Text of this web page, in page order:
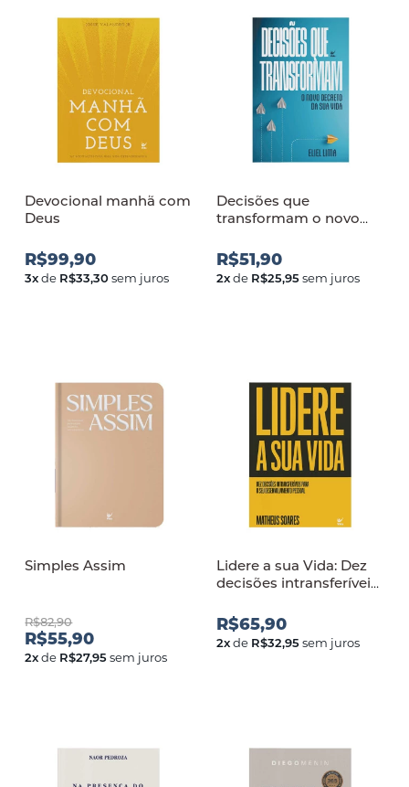
Devocional manhã com
Deus
R$99,90
3xde R$33,30sem juros
Decisões que
transformam o novo
R$51,90
2xde R$25,95sem juros
Simples Assim
R$82,90
R$55,90
2xde R$27,95sem juros
Lidere a sua Vida: Dez
decisões intransferíveis
desenvolvimento
pessoal
R$65,90
2xde R$32,95sem juros